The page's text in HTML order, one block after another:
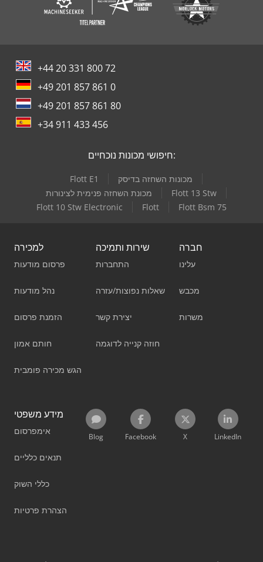
+44 20 331 800 72
+49 201 857 861 0
+49 201 857 861 80
+34 911 433 456
חיפושי מכונות נוכחיים:
Flott E1
מכונות השחזה בדיסק
מכונת השחזה פנימית לצינורות
Flott 13 Stw
Flott 10 Stw Electronic
Flott Flott Bsm 75
למכירה
פרסום מודעות
נהל מודעות
הזמנת פרסום
חותם אמון
הגש מכירה פומבית
שירות ותמיכה
התחברות
שאלות נפוצות/עזרה
יצירת קשר
חוזה קנייה לדוגמה
חברה
עלינו
מכבש
משרות
מידע משפטי
אימפרסום
תנאים כלליים
כללי השוק
הצהרת פרטיות
Blog Facebook X LinkedIn